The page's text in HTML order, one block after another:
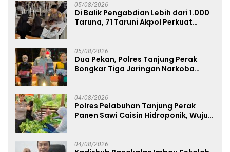
05/08/2026
Di Balik Pengabdian Lebih dari 1.000
Taruna, 71 Taruni Akpol Perkuat
05/08/2026
Dua Pekan, Polres Tanjung Perak
Bongkar Tiga Jaringan Narkoba
04/08/2026
Polres Pelabuhan Tanjung Perak
Panen Sawi Caisin Hidroponik, Wujud
04/08/2026